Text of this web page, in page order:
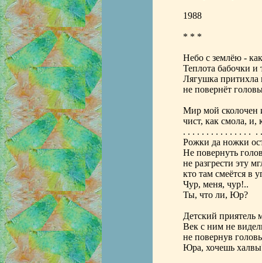
1988
* * *
Небо с землёю -
Теплота бабочки и
Лягушка притихла
не повернёт
Мир мой сколочен
чист, как смола, и,
. . . . . . . . . . . . . . . .
Рожки да ножки
Не повернуть
не разгрести эту
кто там смеётся в
Чур, меня, чур!..
Ты, что ли, Юр?
Детский приятель
Век с ним не
не повернув
Юра, хочешь